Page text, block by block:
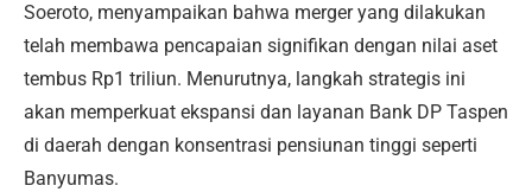
Soeroto, menyampaikan bahwa merger yang dilakukan
telah membawa pencapaian signifikan dengan nilai aset
tembus Rp1 triliun. Menurutnya, langkah strategis ini
akan memperkuat ekspansi dan layanan Bank DP Taspen
di daerah dengan konsentrasi pensiunan tinggi seperti
Banyumas.